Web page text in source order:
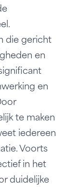
die gericht
en
en
te maken
iedereen
Voorts
in het
duidelijke